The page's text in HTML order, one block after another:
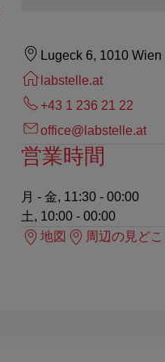
Lugeck 6, 1010 Wien
labstelle.at
+43 1 236 21 22
office@labstelle.at
営業時間
月 - 金, 11:30 - 00:00
土, 10:00 - 00:00
地図
周辺の見ど